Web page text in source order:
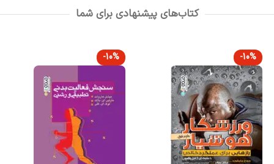
کتاب‌های پیشنهادی برای شما
-10%
-10%